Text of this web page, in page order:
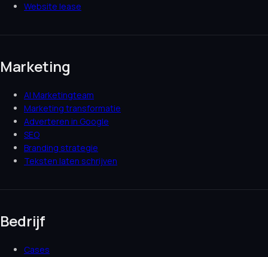
Website lease
Marketing
AI Marketingteam
Marketing transformatie
Adverteren in Google
SEO
Branding strategie
Teksten laten schrijven
Bedrijf
Cases